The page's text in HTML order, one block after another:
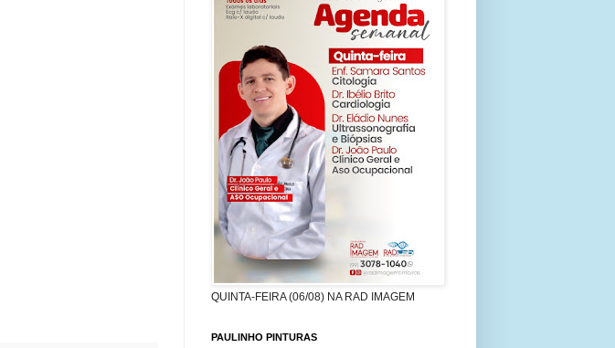
QUINTA-FEIRA (06/08) NA RAD IMAGEM
PAULINHO PINTURAS